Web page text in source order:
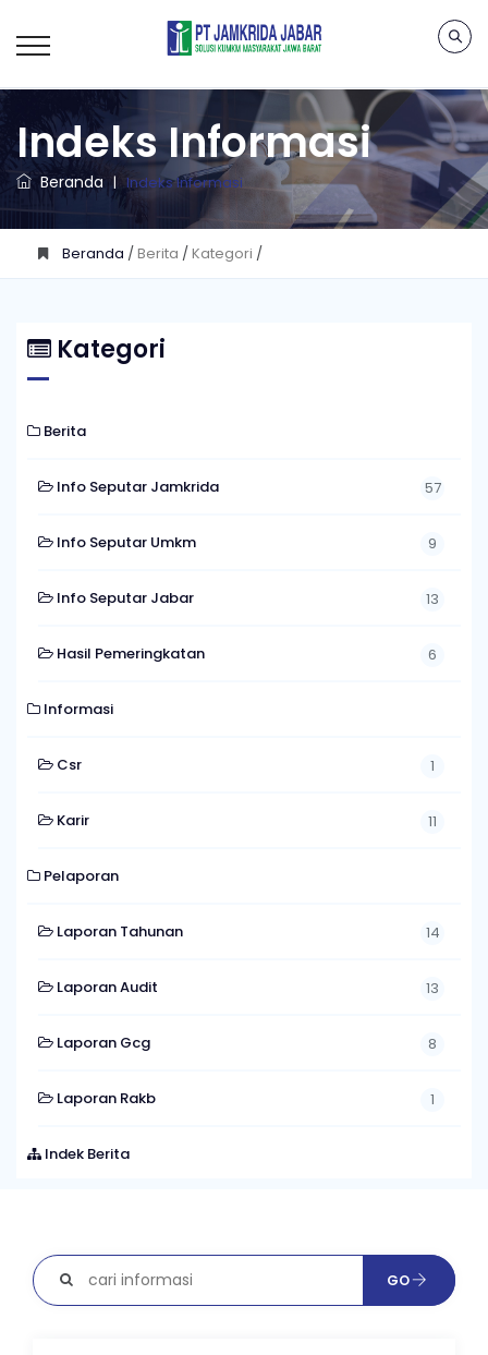
Indeks Informasi
Beranda | Indeks Informasi
Beranda /Berita /Kategori /
Kategori
Berita
Info Seputar Jamkrida 57
Info Seputar Umkm 9
Info Seputar Jabar 13
Hasil Pemeringkatan 6
Informasi
Csr 1
Karir 11
Pelaporan
Laporan Tahunan 14
Laporan Audit 13
Laporan Gcg 8
Laporan Rakb 1
Indek Berita
GO